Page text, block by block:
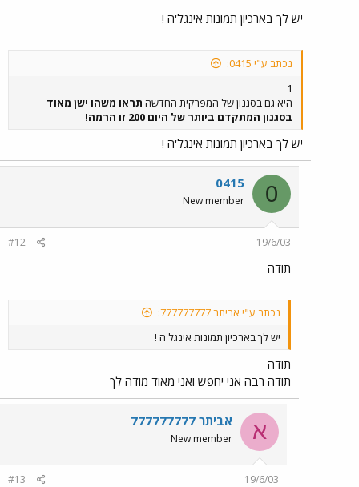
יש לך בארכיון תמונות אינגל'ה !
נכתב ע"י 0415:
1
היא גם בסגנון של המפרקית החדשה תראו משהו ישן מאוד
בסגנון המתקדם ביותר של היום 200 זו הרמה!
יש לך בארכיון תמונות אינגל'ה !
0
0415
New member
19/6/03
#12
תודה
נכתב ע"י אביתר 777777777:
יש לך בארכיון תמונות אינגל'ה !
תודה
תודה רבה אני יחפש ואני מאוד מודה לך
א אביתר 777777777
New member
19/6/03
#13